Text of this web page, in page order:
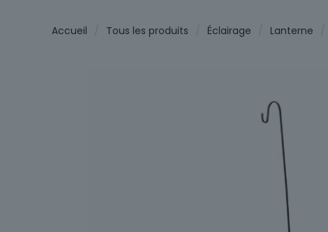
Accueil Tous les produits Éclairage Lanterne